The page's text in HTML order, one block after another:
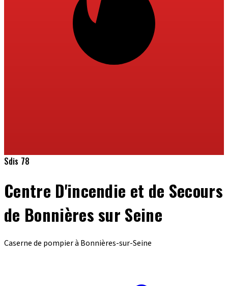
Sdis 78
Centre D'incendie et de Secours
de Bonnières sur Seine
Caserne de pompier à Bonnières-sur-Seine